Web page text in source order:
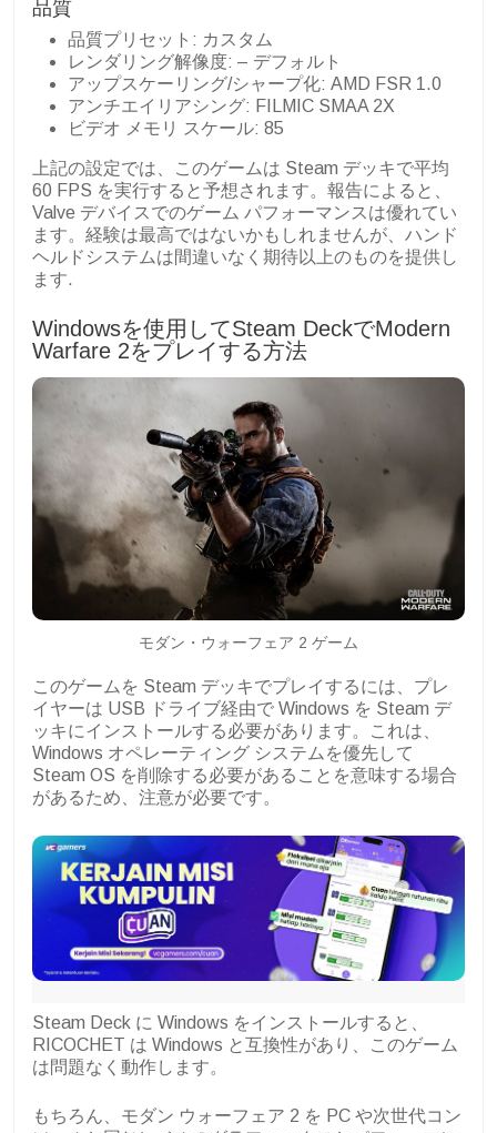
品質
品質プリセット: カスタム
レンダリング解像度: – デフォルト
アップスケーリング/シャープ化: AMD FSR 1.0
アンチエイリアシング: FILMIC SMAA 2X
ビデオ メモリ スケール: 85
上記の設定では、このゲームは Steam デッキで平均
60 FPS を実行すると予想されます。報告によると、
Valve デバイスでのゲーム パフォーマンスは優れてい
ます。経験は最高ではないかもしれませんが、ハンド
ヘルドシステムは間違いなく期待以上のものを提供し
ます.
Windowsを使用してSteam DeckでModern
Warfare 2をプレイする方法
モダン・ウォーフェア 2 ゲーム
このゲームを Steam デッキでプレイするには、プレ
イヤーは USB ドライブ経由で Windows を Steam デ
ッキにインストールする必要があります。これは、
Windows オペレーティング システムを優先して
Steam OS を削除する必要があることを意味する場合
があるため、注意が必要です。
Steam Deck に Windows をインストールすると、
RICOCHET は Windows と互換性があり、このゲーム
は問題なく動作します。
もちろん、モダン ウォーフェア 2 を PC や次世代コン